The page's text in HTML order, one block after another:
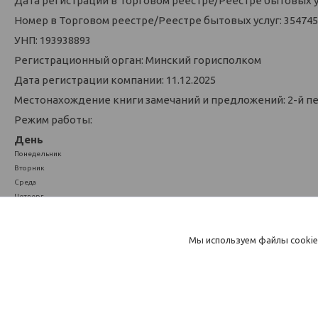
Номер в Торговом реестре/Реестре бытовых услуг:
УНП: 193938893
Регистрационный орган: Минский горисполком
Дата регистрации компании: 11.12.2025
Местонахождение книги замечаний и предложений: 2-й
Режим работы:
День
Понедельник
Вторник
Среда
Четверг
Мы используем файлы